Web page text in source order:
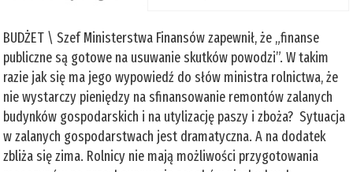
BUDŻET \ Szef Ministerstwa Finansów zapewnił, że „finanse
publiczne są gotowe na usuwanie skutków powodzi”. W takim
razie jak się ma jego wypowiedź do słów ministra rolnictwa, że
nie wystarczy pieniędzy na sfinansowanie remontów zalanych
budynków gospodarskich i na utylizację paszy i zboża? Sytuacja
w zalanych gospodarstwach jest dramatyczna. A na dodatek
zbliża się zima. Rolnicy nie mają możliwości przygotowania